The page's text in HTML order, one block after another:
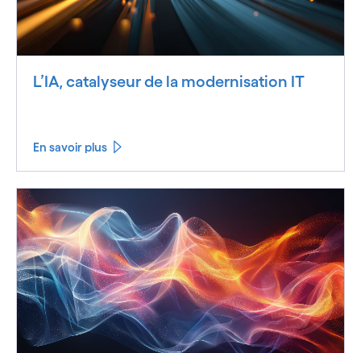
L’IA, catalyseur de la modernisation IT
En savoir plus